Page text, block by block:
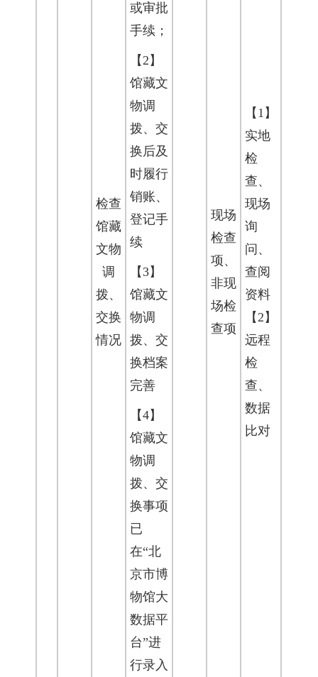
检查
馆藏
文物
调
拨、
交换
情况
或审批
手续；
【2】
馆藏文
物调
拨、交
换后及
时履行
销账、
登记手
续
【3】
馆藏文
物调
拨、交
换档案
完善
【4】
馆藏文
物调
拨、交
换事项
已
在“北
京市博
物馆大
数据平
台”进
行录入
现场
检查
项、
非现
场检
查项
【1】
实地
检
查、
现场
询
问、
查阅
资料
【2】
远程
检
查、
数据
比对